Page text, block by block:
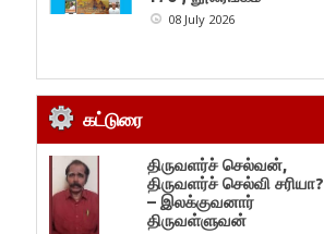
08 July 2026
கட்டுரை
திருவளர்ச் செல்வன்,
திருவளர்ச் செல்வி சரியா?
– இலக்குவனார்
திருவள்ளுவன்